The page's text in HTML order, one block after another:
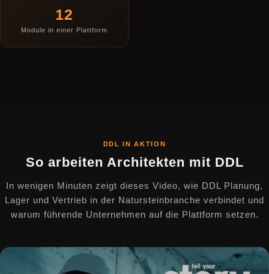
12
Module in einer Plattform
DDL IN AKTION
So arbeiten Architekten mit DDL
In wenigen Minuten zeigt dieses Video, wie DDL Planung,
Lager und Vertrieb in der Natursteinbranche verbindet und
warum führende Unternehmen auf die Plattform setzen.